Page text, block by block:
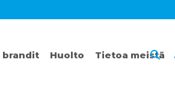
brandit Huolto Tietoa meistä